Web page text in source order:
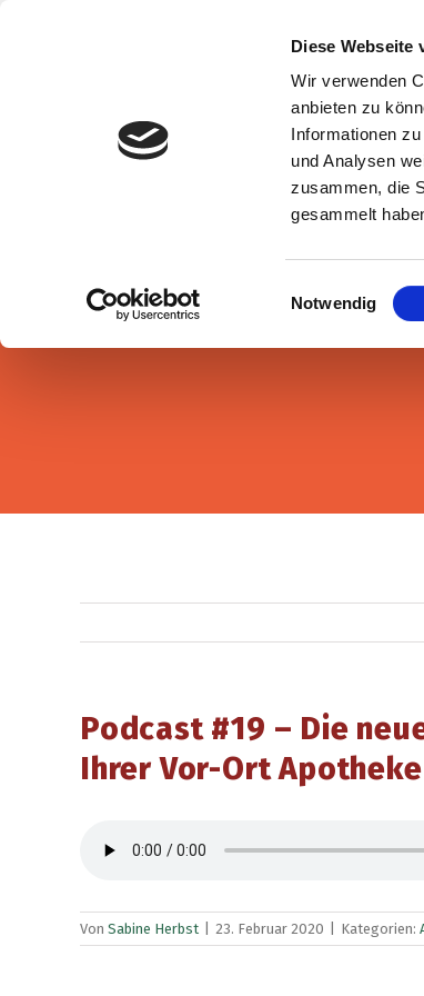
Diese Webseite
Wir verwenden
anbieten zu
Informationen
und Analysen
zusammen, die
gesammelt
Notwendig
Podcast #19 – Die
Ihrer Vor-Ort
Von Sabine Herbst 23. Februar 2020 Kategorien: